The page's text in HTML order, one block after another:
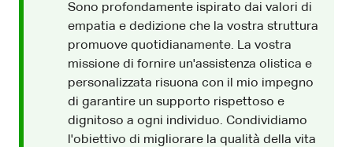
Sono profondamente ispirato dai valori di
empatia e dedizione che la vostra struttura
promuove quotidianamente. La vostra
missione di fornire un'assistenza olistica e
personalizzata risuona con il mio impegno
di garantire un supporto rispettoso e
dignitoso a ogni individuo. Condividiamo
l'obiettivo di migliorare la qualità della vita